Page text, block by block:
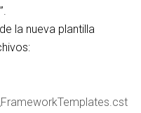
la nueva plantilla